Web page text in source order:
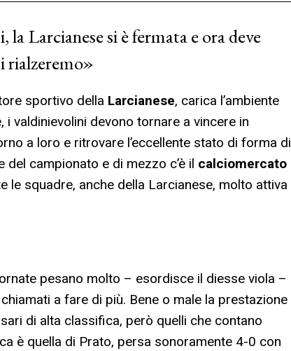
Larcianese si è fermata e ora deve
rialzeremo»
sportivo della Larcianese, carica l’ambiente
valdinievolini devono tornare a vincere in
a loro e ritrovare l’eccellente stato di forma di
campionato e di mezzo c’è il calciomercato
le squadre, anche della Larcianese, molto attiva
pesano molto – esordisce il diesse viola –
a fare di più. Bene o male la prestazione
di alta classifica, però quelli che contano
è quella di Prato, persa sonoramente 4-0 con